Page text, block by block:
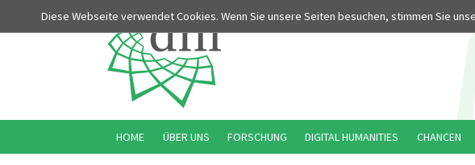
Diese Webseite verwendet Cookies. Wenn Sie unsere Seiten besuchen, stimmen Sie
HOME ÜBER UNS FORSCHUNG DIGITAL HUMANITIES CHANCEN